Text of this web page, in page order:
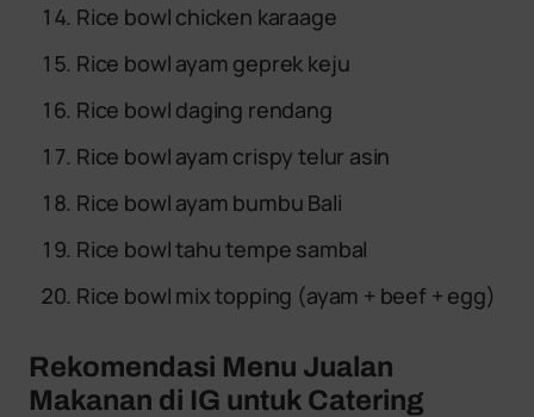
Rice bowl chicken karaage
Rice bowl ayam geprek keju
Rice bowl daging rendang
Rice bowl ayam crispy telur asin
Rice bowl ayam bumbu Bali
Rice bowl tahu tempe sambal
Rice bowl mix topping (ayam + beef + egg)
Rekomendasi Menu Jualan
Makanan di IG untuk Catering